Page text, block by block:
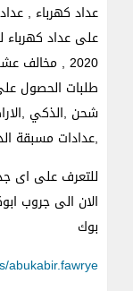
عداد كهرباء ,
على عداد كهرباء
2020 ,
طلبات الحصول
شحن ,الذكي
,عدادات مسبقة
للتعرف على اى
الان الى جروب
بوك
abukabir.fawrye